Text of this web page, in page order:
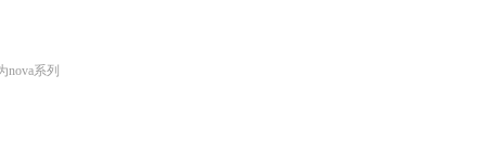
系列